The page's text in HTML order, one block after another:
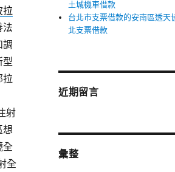
拉
法
型
拉
射
想
全
全
土城機車借款
台北市支票借款的安南區透天
北支票借款
近期留言
彙整